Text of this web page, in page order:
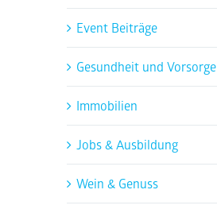
Event Beiträge
Gesundheit und Vorsorge
Immobilien
Jobs & Ausbildung
Wein & Genuss